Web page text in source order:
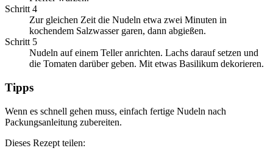
Schritt 4
Zur gleichen Zeit die Nudeln etwa zwei Minuten in
kochendem Salzwasser garen, dann abgießen.
Schritt 5
Nudeln auf einem Teller anrichten. Lachs darauf setzen und
die Tomaten darüber geben. Mit etwas Basilikum dekorieren.
Tipps
Wenn es schnell gehen muss, einfach fertige Nudeln nach
Packungsanleitung zubereiten.
Dieses Rezept teilen: